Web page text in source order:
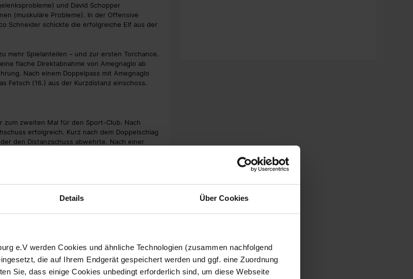
Details Über Cookies
e.V werden Cookies und ähnliche Technologien (zusammen nachfolgend
die auf Ihrem Endgerät gespeichert werden und ggf. eine Zuordnung
Sie, dass einige Cookies unbedingt erforderlich sind, um diese Webseite
und David Schopper
(muskuläre Probleme). In der Offensive
Schneider schickte die erfolgreiche Elf aus der
mehr Spielanteilen – und zur ersten Torchance.
flache Direktabnahme von Amegnaglo ab
Nach einem Doppelpass mit Amegnaglo
Fetsch (16.) aus der Kurzdistanz einschoss.
zweiten Mal für den Sport-Club. Nach
erfolgreich. Kurz nach dem Doppelschlag
den Distanzschuss abwehrte. Nach einer
Platz verlassen. Für ihn kam Ashley Ketterer
für die Kaiserstühler zu und blieb im
knapp, als er gegen Ende der ersten
auf der Gegenseite Steinmann noch einen
Patrick Lienhard startete der Sport-Club nach
kamen nach einer Ecke zu ersten
von einem Bahlinger Ballverlust im eigenen